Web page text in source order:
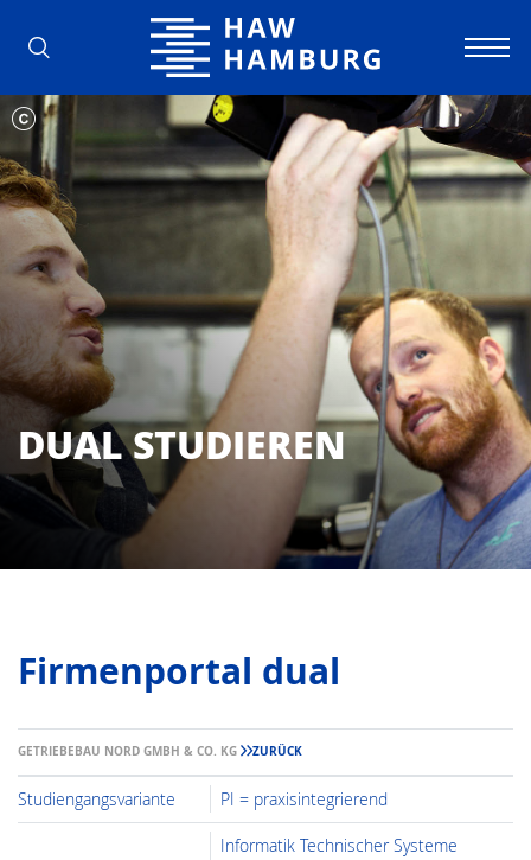
Hochschule für Angewandte
DUAL STUDIEREN
Firmenportal dual
GETRIEBEBAU NORD GMBH & CO. KG ZURÜCK
Studiengangsvariante PI = praxisintegrierend
Informatik Technischer Systeme